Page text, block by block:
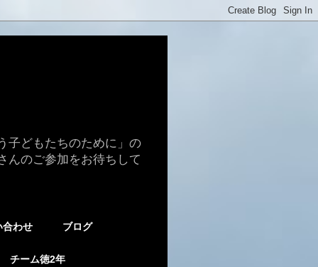
子どもたちのために」の
んのご参加をお待ちして
合わせ ブログ
チーム徳2年